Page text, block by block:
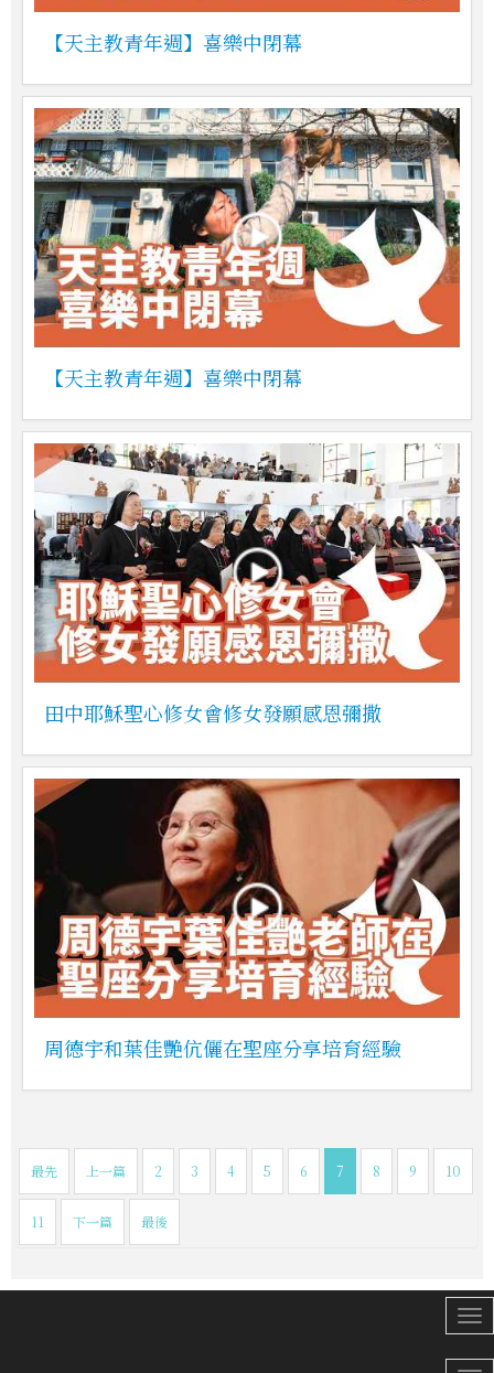
【天主教青年週】喜樂中閉幕
【天主教青年週】喜樂中閉幕
田中耶穌聖心修女會修女發願感恩彌撒
周德宇和葉佳艷伉儷在聖座分享培育經驗
最先 上一篇 2 3 4 5 6 7 8 9 10
11 下一篇 最後